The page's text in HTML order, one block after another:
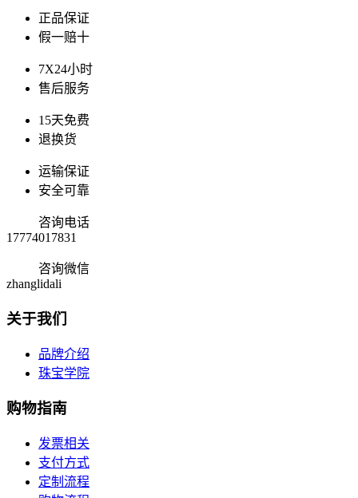
正品保证
假一赔十
7X24小时
售后服务
15天免费
退换货
运输保证
安全可靠
咨询电话
17774017831
咨询微信
zhanglidali
关于我们
品牌介绍
珠宝学院
购物指南
发票相关
支付方式
定制流程